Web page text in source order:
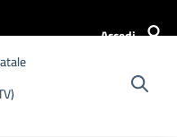
Accedi